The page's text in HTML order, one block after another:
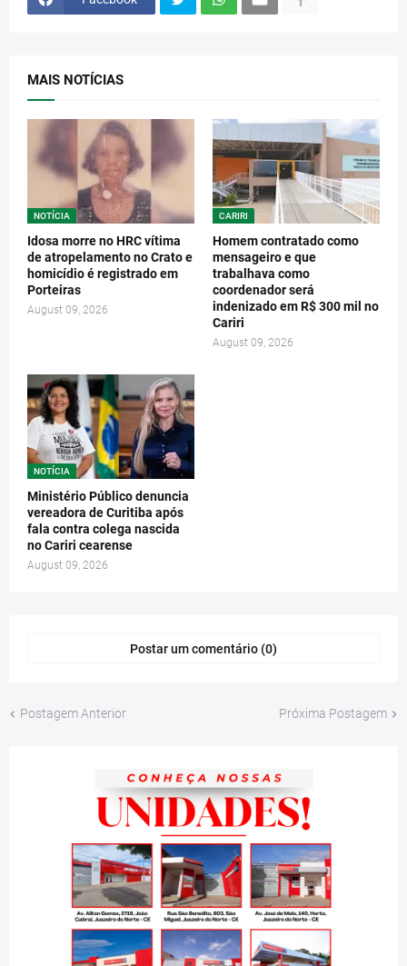
MAIS NOTÍCIAS
NOTÍCIA
Idosa morre no HRC vítima
de atropelamento no Crato e
homicídio é registrado em
Porteiras
August 09, 2026
CARIRI
Homem contratado como
mensageiro e que
trabalhava como
coordenador será
indenizado em R$ 300 mil no
Cariri
August 09, 2026
NOTÍCIA
Ministério Público denuncia
vereadora de Curitiba após
fala contra colega nascida
no Cariri cearense
August 09, 2026
Postar um comentário (0)
Postagem Anterior Próxima Postagem